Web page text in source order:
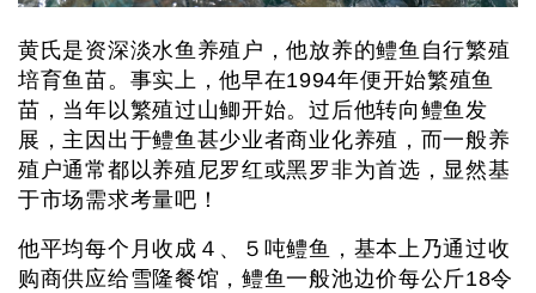
黄氏是资深淡水鱼养殖户，他放养的鳢鱼自行繁殖
培育鱼苗。事实上，他早在1994年便开始繁殖鱼
苗，当年以繁殖过山鲫开始。过后他转向鳢鱼发
展，主因出于鳢鱼甚少业者商业化养殖，而一般养
殖户通常都以养殖尼罗红或黑罗非为首选，显然基
于市场需求考量吧！
他平均每个月收成４、５吨鳢鱼，基本上乃通过收
购商供应给雪隆餐馆，鳢鱼一般池边价每公斤18令